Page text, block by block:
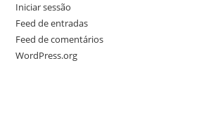
Iniciar sessão
Feed de entradas
Feed de comentários
WordPress.org